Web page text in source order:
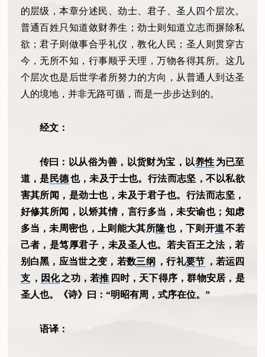
的层级，本章分述民、劲士、君子、圣人四个层次。
普通百姓只知道敛财养生；劲士则知道立志而摒除私
欲；君子则做事合乎礼仪，教化人民；圣人则贯穿古
今，无所不知，行事顺乎天理，万物各得其所。这几
个层次也是后世学者所努力的方向，从普通人到达圣
人的境地，并非无路可循，而是一步步达到的。
经文：
传曰：以从俗为善，以货财为宝，以养性 为已至
道，是 民德也，未及于士也。行法而志坚，不以私欲
害其所闻，是劲士也，未及于君子也。行法而志坚，
好修其所闻，以矫其情，言行多当，未安谕也；知虑
多当，未周密也，上则能大其所隆也，下则开道不若
己者，是笃厚君子，未及圣人也。若夫百王之法，若
别白黑，应当世之变，若数三纲 ，行礼要节 ，若运四
支 ， 因化之功，若推 四时，天下得序，群物安居，是
圣人也。《诗》曰：“明昭有周，式序在位。”
语译：